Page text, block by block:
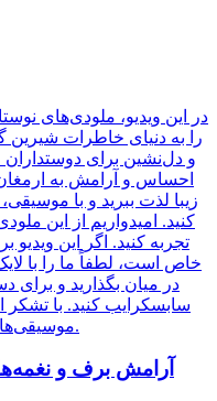
در این ویدیو، ملودی‌های
را به دنیای خاطرات
و دل‌نشین برای دوستداران
احساس و آرامش به ارمغان
زیبا لذت ببرید و با
کنید. امیدواریم از این
تجربه کنید. اگر این
خاص است، لطفاً ما را با
در میان بگذارید و برای
سابسکرایب کنید. با تشکر
موسیقی‌های نوستالژیک همیشه با شما خواهد بود.
آرامش برف و